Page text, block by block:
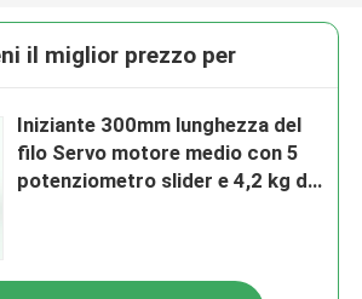
il miglior prezzo per
Iniziante 300mm lunghezza del
filo Servo motore medio con 5
potenziometro slider e 4,2 kg di